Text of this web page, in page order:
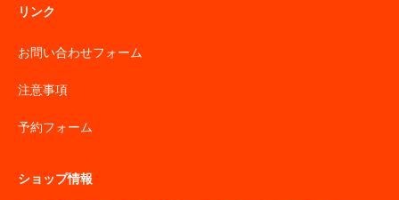
リンク
お問い合わせフォーム
注意事項
予約フォーム
ショップ情報